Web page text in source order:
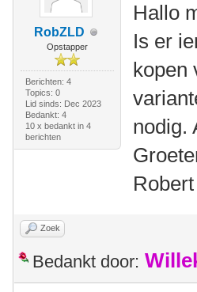
RobZLD
Opstapper
Berichten: 4
Topics: 0
Lid sinds: Dec 2023
Bedankt: 4
10 x bedankt in 4
berichten
Hallo
Is er
kopen
nodig.
Robert
Zoek
Bedankt door: